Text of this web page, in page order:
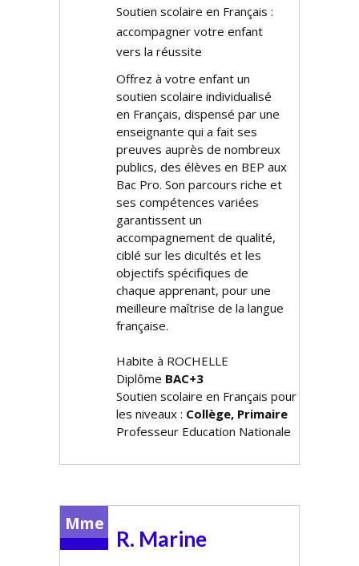
Soutien scolaire en Français :
accompagner votre enfant
vers la réussite
Offrez à votre enfant un
soutien scolaire individualisé
en Français, dispensé par une
enseignante qui a fait ses
preuves auprès de nombreux
publics, des élèves en BEP aux
Bac Pro. Son parcours riche et
ses compétences variées
garantissent un
accompagnement de qualité,
ciblé sur les difficultés et les
objectifs spécifiques de
chaque apprenant, pour une
meilleure maîtrise de la langue
française.
Habite à ROCHELLE
Diplôme BAC+3
Soutien scolaire en Français pour
les niveaux : Collège, Primaire
Professeur Education Nationale
Mme
R. Marine